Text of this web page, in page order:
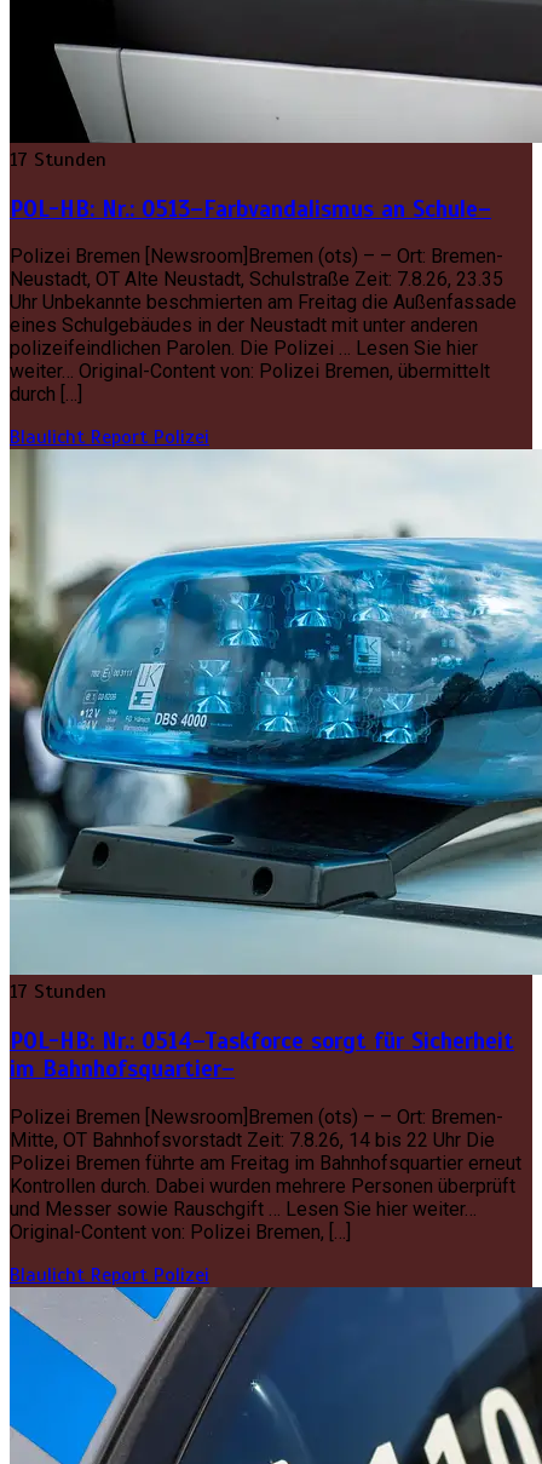
17 Stunden
POL-HB: Nr.: 0513–Farbvandalismus an Schule–
Polizei Bremen [Newsroom]Bremen (ots) – – Ort: Bremen-
Neustadt, OT Alte Neustadt, Schulstraße Zeit: 7.8.26, 23.35
Uhr Unbekannte beschmierten am Freitag die Außenfassade
eines Schulgebäudes in der Neustadt mit unter anderen
polizeifeindlichen Parolen. Die Polizei … Lesen Sie hier
weiter… Original-Content von: Polizei Bremen, übermittelt
durch […]
Blaulicht Report Polizei
17 Stunden
POL-HB: Nr.: 0514–Taskforce sorgt für Sicherheit
im Bahnhofsquartier–
Polizei Bremen [Newsroom]Bremen (ots) – – Ort: Bremen-
Mitte, OT Bahnhofsvorstadt Zeit: 7.8.26, 14 bis 22 Uhr Die
Polizei Bremen führte am Freitag im Bahnhofsquartier erneut
Kontrollen durch. Dabei wurden mehrere Personen überprüft
und Messer sowie Rauschgift … Lesen Sie hier weiter…
Original-Content von: Polizei Bremen, […]
Blaulicht Report Polizei